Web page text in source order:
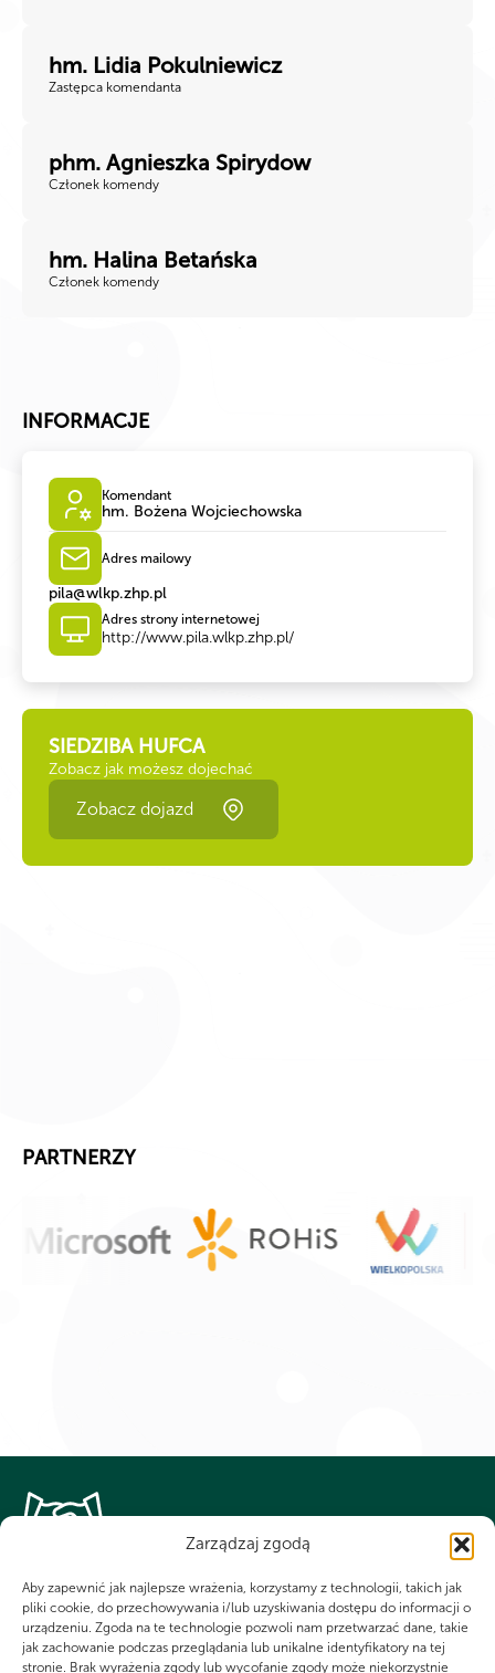
Zarządzaj zgodą
Aby zapewnić jak najlepsze wrażenia, korzystamy z technologii, takich jak
pliki cookie, do przechowywania i/lub uzyskiwania dostępu do informacji o
urządzeniu. Zgoda na te technologie pozwoli nam przetwarzać dane, takie
jak zachowanie podczas przeglądania lub unikalne identyfikatory na tej
stronie. Brak wyrażenia zgody lub wycofanie zgody może niekorzystnie
hm. Lidia Pokulniewicz
Zastępca komendanta
phm. Agnieszka Spirydow
Członek komendy
hm. Halina Betańska
Członek komendy
INFORMACJE
Komendant
hm. Bożena Wojciechowska
Adres mailowy
pila@wlkp.zhp.pl
Adres strony internetowej
http://www.pila.wlkp.zhp.pl/
SIEDZIBA HUFCA
Zobacz jak możesz dojechać
Zobacz dojazd
PARTNERZY
Twoje wsparcie, nasza
siła!